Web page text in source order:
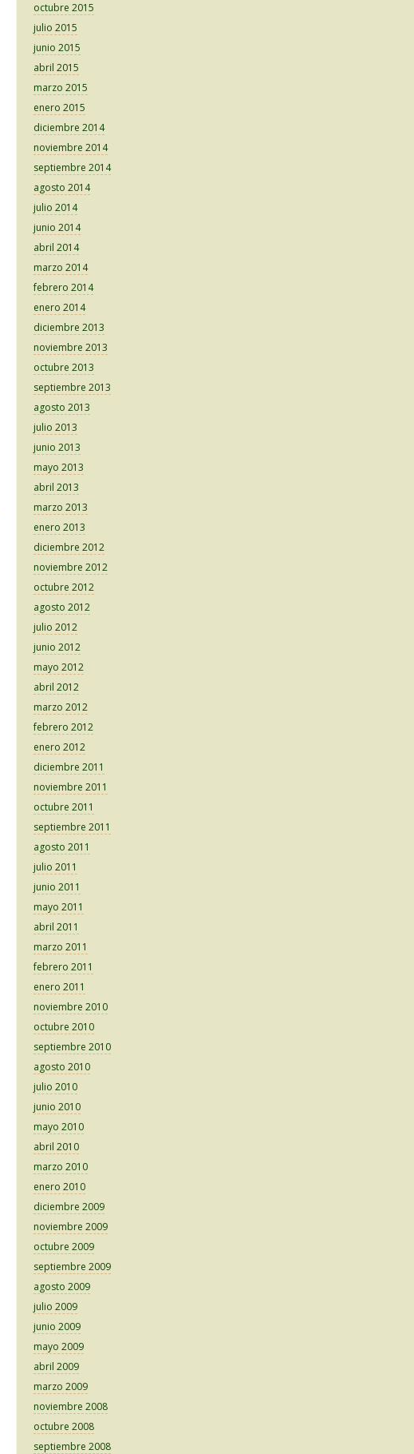
octubre 2015
julio 2015
junio 2015
abril 2015
marzo 2015
enero 2015
diciembre 2014
noviembre 2014
septiembre 2014
agosto 2014
julio 2014
junio 2014
abril 2014
marzo 2014
febrero 2014
enero 2014
diciembre 2013
noviembre 2013
octubre 2013
septiembre 2013
agosto 2013
julio 2013
junio 2013
mayo 2013
abril 2013
marzo 2013
enero 2013
diciembre 2012
noviembre 2012
octubre 2012
agosto 2012
julio 2012
junio 2012
mayo 2012
abril 2012
marzo 2012
febrero 2012
enero 2012
diciembre 2011
noviembre 2011
octubre 2011
septiembre 2011
agosto 2011
julio 2011
junio 2011
mayo 2011
abril 2011
marzo 2011
febrero 2011
enero 2011
noviembre 2010
octubre 2010
septiembre 2010
agosto 2010
julio 2010
junio 2010
mayo 2010
abril 2010
marzo 2010
enero 2010
diciembre 2009
noviembre 2009
octubre 2009
septiembre 2009
agosto 2009
julio 2009
junio 2009
mayo 2009
abril 2009
marzo 2009
noviembre 2008
octubre 2008
septiembre 2008